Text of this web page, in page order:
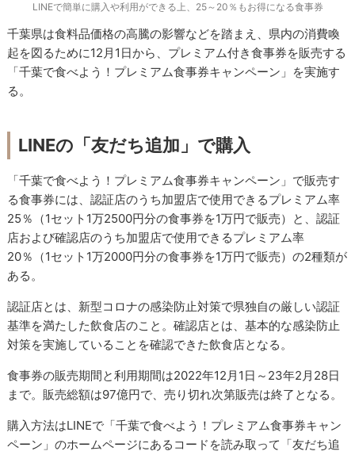
LINEで簡単に購入や利用ができる上、25～20％もお得になる食事券
千葉県は食料品価格の高騰の影響などを踏まえ、県内の消費喚
起を図るために12月1日から、プレミアム付き食事券を販売する
「千葉で食べよう！プレミアム食事券キャンペーン」を実施す
る。
LINEの「友だち追加」で購入
「千葉で食べよう！プレミアム食事券キャンペーン」で販売す
る食事券には、認証店のうち加盟店で使用できるプレミアム率
25％（1セット1万2500円分の食事券を1万円で販売）と、認証
店および確認店のうち加盟店で使用できるプレミアム率
20％（1セット1万2000円分の食事券を1万円で販売）の2種類が
ある。
認証店とは、新型コロナの感染防止対策で県独自の厳しい認証
基準を満たした飲食店のこと。確認店とは、基本的な感染防止
対策を実施していることを確認できた飲食店となる。
食事券の販売期間と利用期間は2022年12月1日～23年2月28日
まで。販売総額は97億円で、売り切れ次第販売は終了となる。
購入方法はLINEで「千葉で食べよう！プレミアム食事券キャン
ペーン」のホームページにあるコードを読み取って「友だち追